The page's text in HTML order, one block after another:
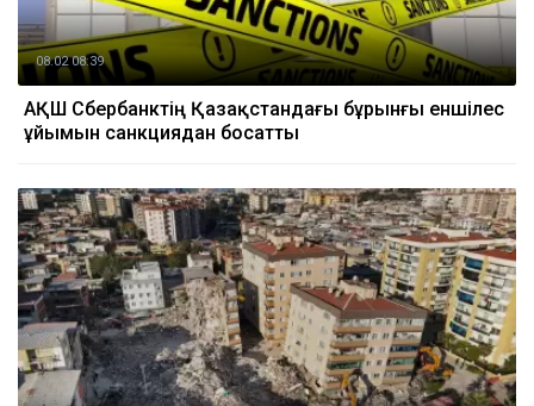
08.02 08:39
АҚШ Сбербанктің Қазақстандағы бұрынғы еншілес
ұйымын санкциядан босатты